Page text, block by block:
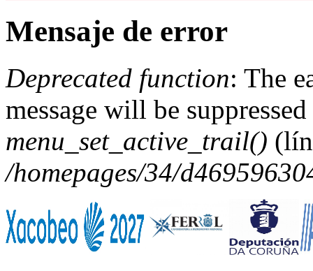
Mensaje de error
Deprecated function: The
message will be
menu_set_active_trail()
/homepages/34/